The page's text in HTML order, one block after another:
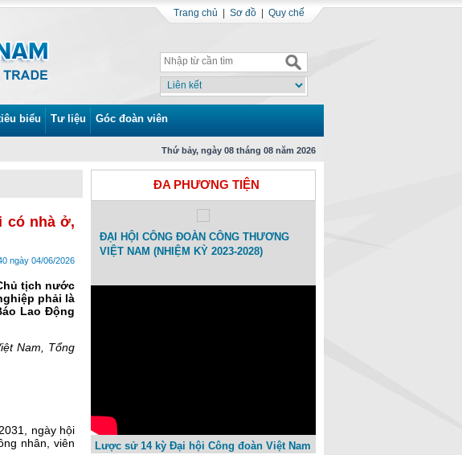
Trang chủ Sơ đồ Quy chế
biểu Tư liệu Góc đoàn viên
Thứ bảy, ngày 08 tháng 08 năm 2026
có nhà ở,
ngày 04/06/2026
tịch nước
phải là
Lao Động
Nam, Tổng
ngày hội
nhân, viên
ĐA PHƯƠNG TIỆN
nhân và ThángĐẠI HỘI CÔNG ĐOÀN CÔNG THƯƠNG
VIỆT NAM (NHIỆM KỲ 2023-2028)
Lược sử 14 kỳ Đại hội Công đoàn Việt Nam